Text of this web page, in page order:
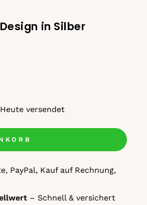
in Silber
versendet
PayPal, Kauf auf Rechnung,
– Schnell & versichert